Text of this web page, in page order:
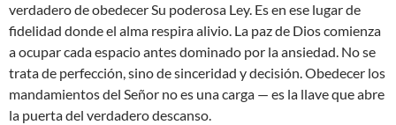
verdadero de obedecer Su poderosa Ley. Es en ese lugar de
fidelidad donde el alma respira alivio. La paz de Dios comienza
a ocupar cada espacio antes dominado por la ansiedad. No se
trata de perfección, sino de sinceridad y decisión. Obedecer los
mandamientos del Señor no es una carga — es la llave que abre
la puerta del verdadero descanso.